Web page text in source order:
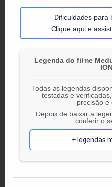
Dificuldades para
Clique aqui e
Legenda do filme
Todas as legendas
testadas e
precisão e
Depois de baixar a
conferir o
+ legendas